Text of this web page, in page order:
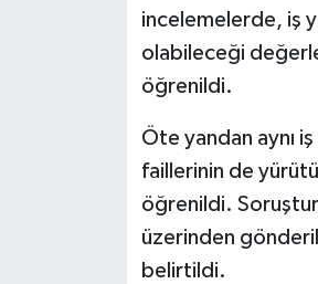
incelemelerde, iş
olabileceği
öğrenildi.
Öte yandan aynı iş
faillerinin de
öğrenildi.
üzerinden
belirtildi.